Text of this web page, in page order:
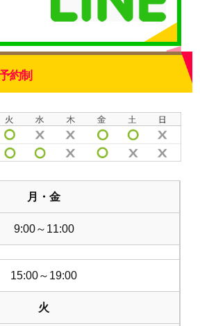
約制
月・金
9:00～11:00
15:00～19:00
火